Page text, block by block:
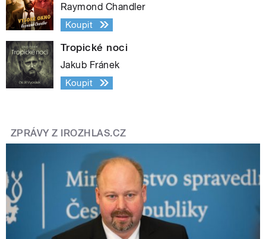
Raymond Chandler
Koupit
Tropické noci
Jakub Fránek
Koupit
ZPRÁVY Z IROZHLAS.CZ